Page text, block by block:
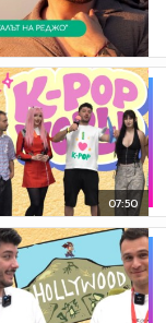
07:50